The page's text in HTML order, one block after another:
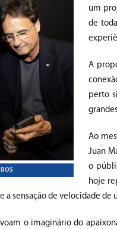
um
de
A
perto
Ao
Juan
o
hoje
a sensação de velocidade
o imaginário do